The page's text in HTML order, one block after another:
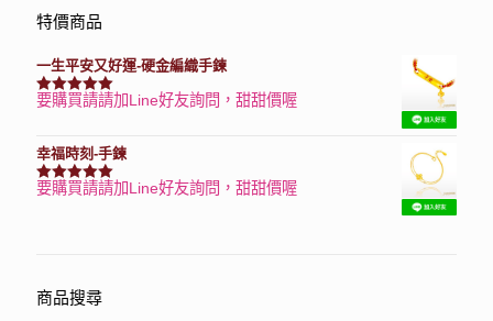
特價商品
一生平安又好運-硬金編織手鍊
評分7740滿分 5
要購買請請加Line好友詢問，甜甜價喔
幸福時刻-手鍊
評分3150滿分 5
要購買請請加Line好友詢問，甜甜價喔
商品搜尋